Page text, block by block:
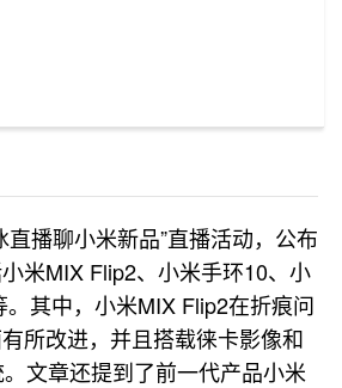
直播聊小米新品”直播活动，公布
米MIX Flip2、小米手环10、小
其中，小米MIX Flip2在折痕问
所改进，并且搭载徕卡影像和
文章还提到了前一代产品小米